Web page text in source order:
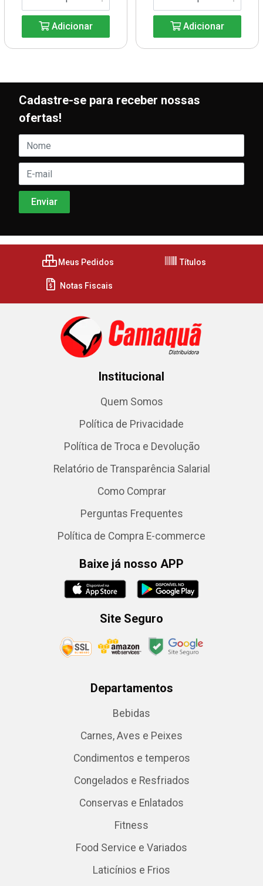
Adicionar Adicionar
Cadastre-se para receber nossas
ofertas!
Meus Pedidos Títulos
Notas Fiscais
Institucional
Quem Somos
Política de Privacidade
Política de Troca e Devolução
Relatório de Transparência Salarial
Como Comprar
Perguntas Frequentes
Política de Compra E-commerce
Baixe já nosso APP
Site Seguro
Departamentos
Bebidas
Carnes, Aves e Peixes
Condimentos e temperos
Congelados e Resfriados
Conservas e Enlatados
Fitness
Food Service e Variados
Laticínios e Frios